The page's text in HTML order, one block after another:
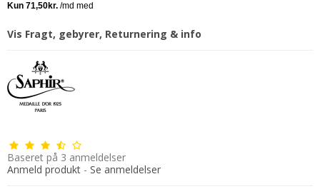
Vis Fragt, gebyrer, Returnering & info
Baseret på 3 anmeldelser
Anmeld produkt - Se anmeldelser